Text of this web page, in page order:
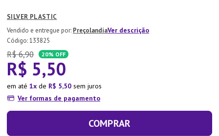
SILVER PLASTIC
PreçolandiaVer descrição
:133825
R$ 6,90 20% OFF
R$ 5,50
em até 1 de R$ 5,50 sem juros
Ver formas de pagamento
COMPRAR